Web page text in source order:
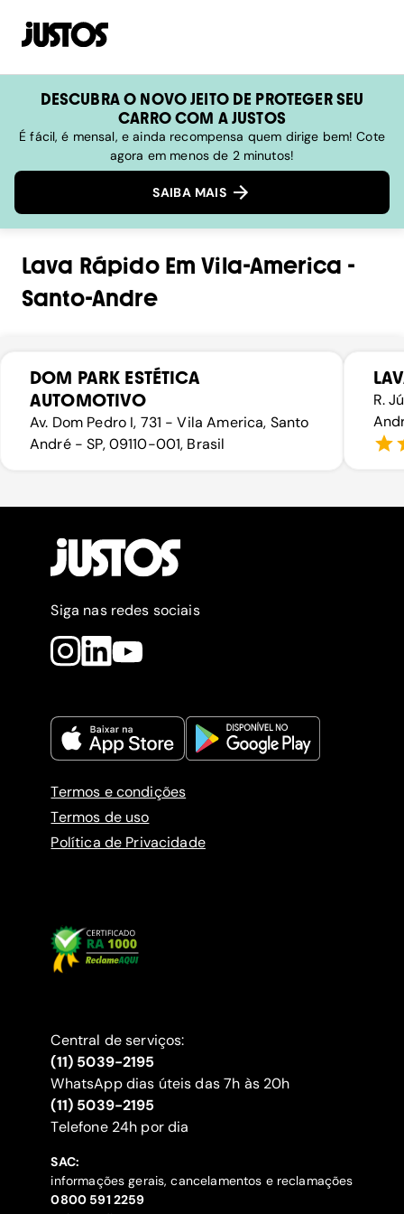
DESCUBRA O NOVO JEITO DE PROTEGER SEU
CARRO COM A JUSTOS
É fácil, é mensal, e ainda recompensa quem dirige bem! Cote
agora em menos de 2 minutos!
SAIBA MAIS
Lava RápidoEmVila-America -
Santo-Andre
DOM PARK ESTÉTICA
AUTOMOTIVO
Av. Dom Pedro I, 731 - Vila America, Santo
André - SP, 09110-001, Brasil
R.
Siga nas redes sociais
Termos e condições
Termos de uso
Política de Privacidade
Central de serviços:
(11) 5039-2195
WhatsApp dias úteis das 7h às 20h
(11) 5039-2195
‍Telefone 24h por dia
SAC:
informações gerais, cancelamentos e reclamações
‍0800 591 2259